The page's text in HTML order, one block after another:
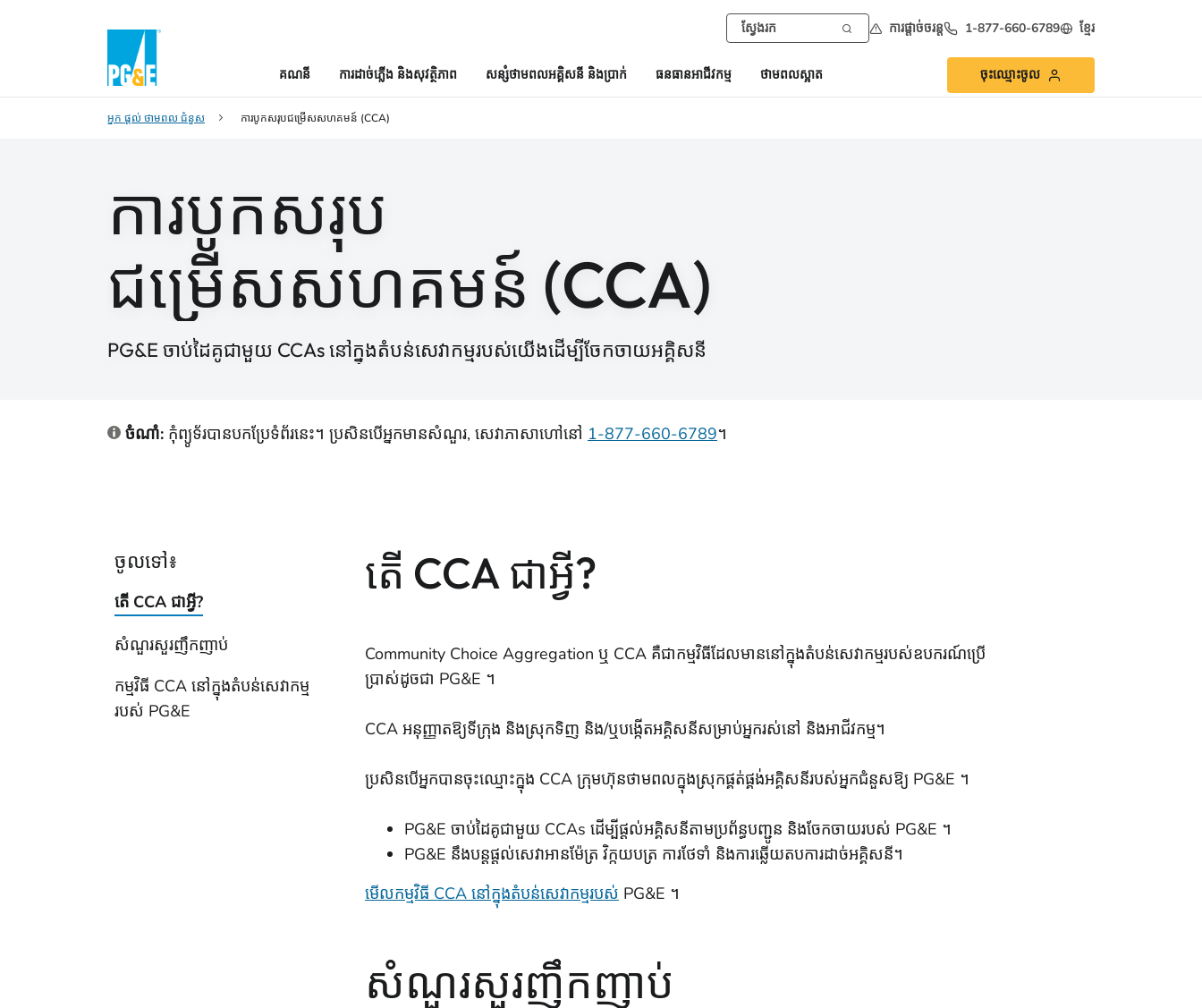
ការផ្ដាច់ចរន្ត 1-877-660-6789 ខ្មែរ
គណនី ការដាច់ភ្លើង និងសុវត្ថិភាព សន្សំថាមពលអគ្គិសនី និងប្រាក់ ធនធានអាជីវកម្ម ថាមពលស្អាត ចុះឈ្មោះចូល
អ្នក ផ្ដល់ ថាមពល ជំនួស ការបូកសរុបជម្រើសសហគមន៍ (CCA)
ការបូកសរុប
ជម្រើសសហគមន៍ (CCA)
PG&E ចាប់ដៃគូជាមួយ CCAs នៅក្នុងតំបន់សេវាកម្មរបស់យើងដើម្បីចែកចាយអគ្គិសនី
ចំណាំ: កុំព្យូទ័របានបកប្រែទំព័រនេះ។ ប្រសិនបើអ្នកមានសំណួរ, សេវាភាសាហៅនៅ 1-877-660-6789។
ចូលទៅ៖
តើ CCA ជាអ្វី?
សំណួរ​សួរញឹកញាប់
កម្មវិធី CCA នៅក្នុងតំបន់សេវាកម្ម
របស់ PG&E
តើ CCA ជាអ្វី?
Community Choice Aggregation ឬ CCA គឺជាកម្មវិធីដែលមាននៅក្នុងតំបន់សេវាកម្មរបស់ឧបករណ៍ប្រើ
ប្រាស់ដូចជា PG&E ។
CCA អនុញ្ញាតឱ្យទីក្រុង និងស្រុកទិញ និង/ឬបង្កើតអគ្គិសនីសម្រាប់អ្នករស់នៅ និងអាជីវកម្ម។
ប្រសិនបើអ្នកបានចុះឈ្មោះក្នុង CCA ក្រុមហ៊ុនថាមពលក្នុងស្រុកផ្គត់ផ្គង់អគ្គិសនីរបស់អ្នកជំនួសឱ្យ PG&E ។
PG&E ចាប់ដៃគូជាមួយ CCAs ដើម្បីផ្តល់អគ្គិសនីតាមប្រព័ន្ធបញ្ជូន និងចែកចាយរបស់ PG&E ។
PG&E នឹងបន្តផ្តល់សេវាអានម៉ែត្រ វិក្កយបត្រ ការថែទាំ និងការឆ្លើយតបការដាច់អគ្គិសនី។
មើលកម្មវិធី CCA នៅក្នុងតំបន់សេវាកម្មរបស់ PG&E ។
សំណួរ​សួរញឹកញាប់